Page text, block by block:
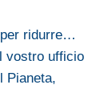
ridurre…
vostro ufficio
Pianeta,